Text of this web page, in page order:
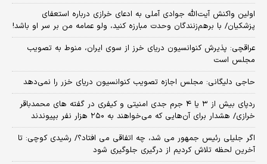
اولین واکنش آیت‌الله جوادی آملی به ادعای خرازی درباره استعفای
پزشکیان/ با برهم‌زنندگان وحدت مبارزه کنید، ولو عمامه من بر سر او باشد!
عراقچی: پذیرش کنوانسیون دریای خرز از سوی ایران، منوط به تصویب
مجلس است
حاجی دلیگانی: مجلس اجازه تصویب کنوانسیون دریای خزر را نمی‌دهد
ردپای بیش از ۳ یا ۴ جرم جدی امنیتی و کیفری در گفته های محمدباقر
خرازی/ هشدار برای آن‌هایی که می‌خواهند به ۲۵۰ هزار نفر بپیوندند
اگر جلیلی رئیس جمهور می شد، چه اتفاقی می افتاد؟/ رشیدی کوچی: تا
آخرین لحظه تلاش کردیم از درگیری جلوگیری شود